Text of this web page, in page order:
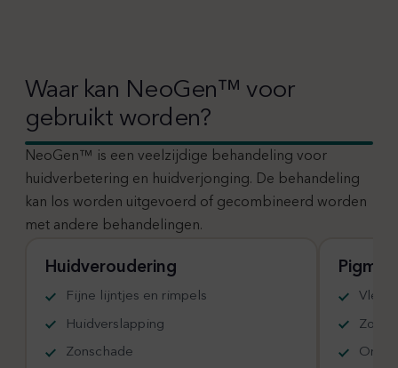
Waar kan NeoGen™ voor
gebruikt worden?
NeoGen™ is een veelzijdige behandeling voor
huidverbetering en huidverjonging. De behandeling
kan los worden uitgevoerd of gecombineerd worden
met andere behandelingen.
Huidveroudering
Fijne lijntjes en rimpels
Huidverslapping
Zonschade